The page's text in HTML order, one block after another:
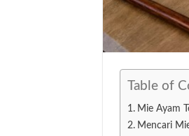
Table of
Mie Ayam
Mencari